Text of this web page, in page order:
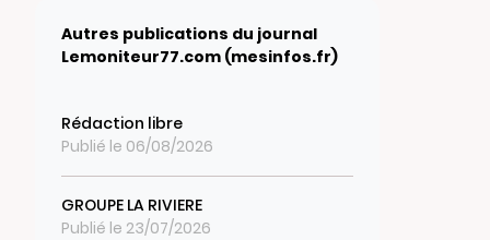
Autres publications du journal
Lemoniteur77.com (mesinfos.fr)
Rédaction libre
Publié le 06/08/2026
GROUPE LA RIVIERE
Publié le 23/07/2026